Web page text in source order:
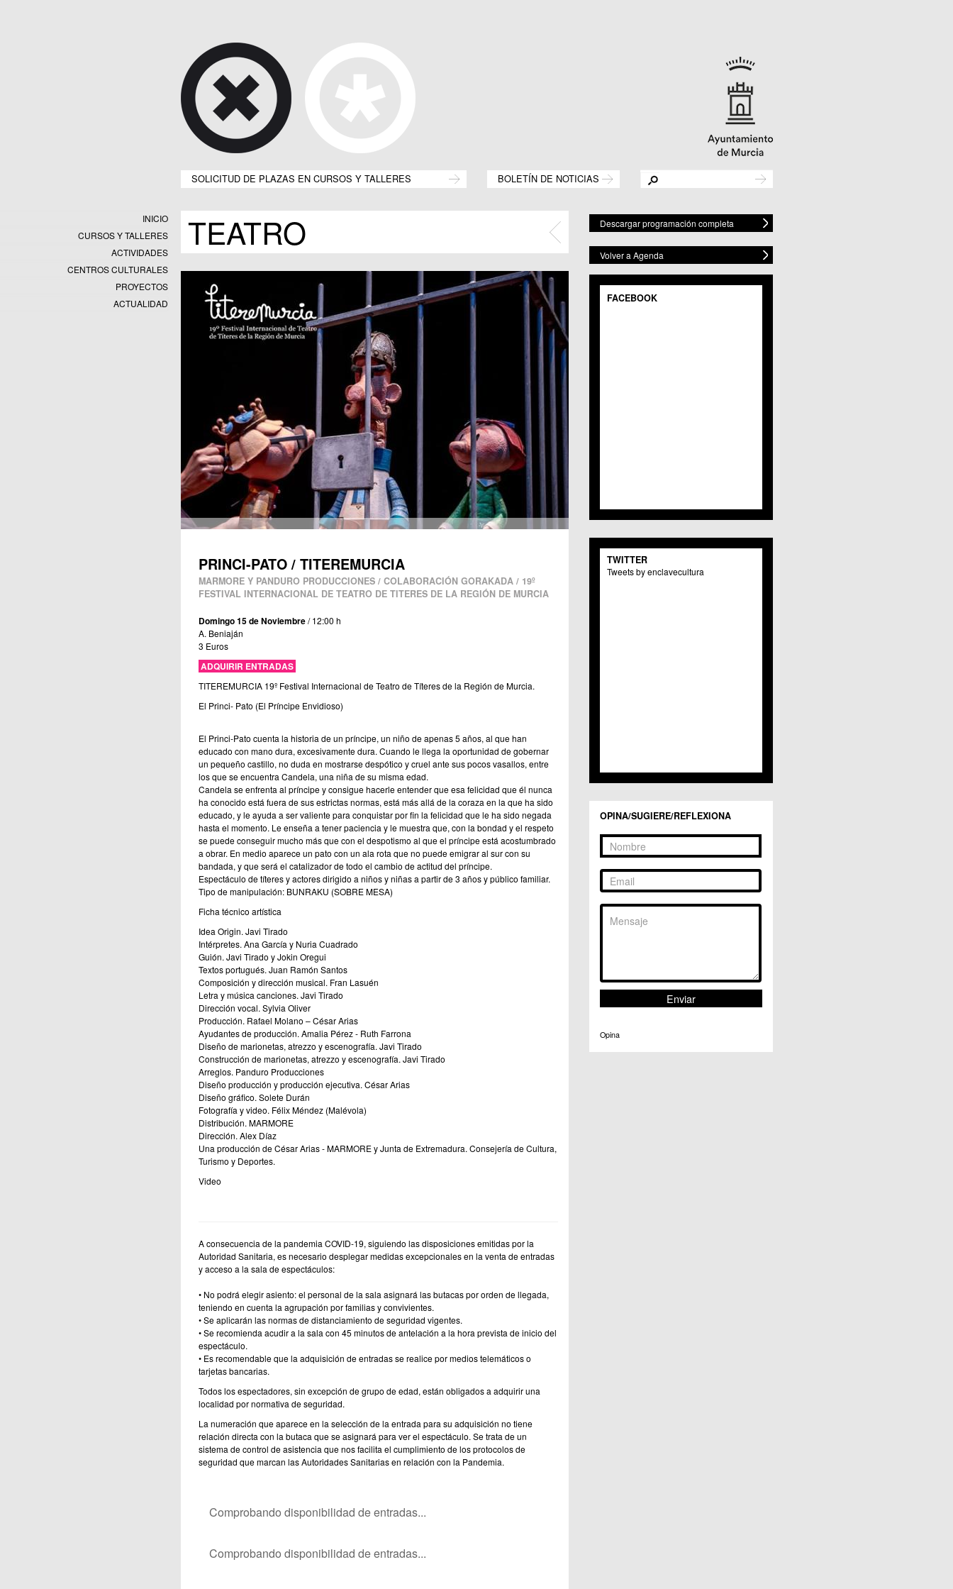
SOLICITUD DE PLAZAS EN CURSOS Y TALLERES BOLETÍN DE NOTICIAS
INICIO
CURSOS Y TALLERES
ACTIVIDADES
CENTROS CULTURALES
Equipamientos
PROYECTOS
Exposiciones
ACTUALIDAD
TEATRO
PRINCI-PATO / TITEREMURCIA
MARMORE Y PANDURO PRODUCCIONES / COLABORACIÓN GORAKADA / 19º
FESTIVAL INTERNACIONAL DE TEATRO DE TITERES DE LA REGIÓN DE MURCIA
Domingo 15 de Noviembre/ 12:00 h
A. Beniaján
3 Euros
ADQUIRIR ENTRADAS
TITEREMURCIA 19º Festival Internacional de Teatro de Títeres de la Región de Murcia.
El Princi- Pato (El Príncipe Envidioso)
El Princi-Pato cuenta la historia de un príncipe, un niño de apenas 5 años, al que han
educado con mano dura, excesivamente dura. Cuando le llega la oportunidad de gobernar
un pequeño castillo, no duda en mostrarse despótico y cruel ante sus pocos vasallos, entre
los que se encuentra Candela, una niña de su misma edad.
Candela se enfrenta al príncipe y consigue hacerle entender que esa felicidad que él nunca
ha conocido está fuera de sus estrictas normas, está más allá de la coraza en la que ha sido
educado, y le ayuda a ser valiente para conquistar por fin la felicidad que le ha sido negada
hasta el momento. Le enseña a tener paciencia y le muestra que, con la bondad y el respeto
se puede conseguir mucho más que con el despotismo al que el príncipe está acostumbrado
a obrar. En medio aparece un pato con un ala rota que no puede emigrar al sur con su
bandada, y que será el catalizador de todo el cambio de actitud del príncipe.
Espectáculo de títeres y actores dirigido a niños y niñas a partir de 3 años y público familiar.
Tipo de manipulación: BUNRAKU (SOBRE MESA)
Ficha técnico artística
Idea Origin. Javi Tirado
Intérpretes. Ana García y Nuria Cuadrado
Guión. Javi Tirado y Jokin Oregui
Textos portugués. Juan Ramón Santos
Composición y dirección musical. Fran Lasuén
Letra y música canciones. Javi Tirado
Dirección vocal. Sylvia Oliver
Producción. Rafael Molano – César Arias
Ayudantes de producción. Amalia Pérez - Ruth Farrona
Diseño de marionetas, atrezzo y escenografía. Javi Tirado
Construcción de marionetas, atrezzo y escenografía. Javi Tirado
Arreglos. Panduro Producciones
Diseño producción y producción ejecutiva. César Arias
Diseño gráfico. Solete Durán
Fotografía y video. Félix Méndez (Malévola)
Distribución. MARMORE
Dirección. Alex Díaz
Una producción de César Arias - MARMORE y Junta de Extremadura. Consejería de Cultura,
Turismo y Deportes.
Video
A consecuencia de la pandemia COVID-19, siguiendo las disposiciones emitidas por la
Autoridad Sanitaria, es necesario desplegar medidas excepcionales en la venta de entradas
y acceso a la sala de espectáculos:
• No podrá elegir asiento: el personal de la sala asignará las butacas por orden de llegada,
teniendo en cuenta la agrupación por familias y convivientes.
• Se aplicarán las normas de distanciamiento de seguridad vigentes.
• Se recomienda acudir a la sala con 45 minutos de antelación a la hora prevista de inicio del
espectáculo.
• Es recomendable que la adquisición de entradas se realice por medios telemáticos o
tarjetas bancarias.
Todos los espectadores, sin excepción de grupo de edad, están obligados a adquirir una
localidad por normativa de seguridad.
La numeración que aparece en la selección de la entrada para su adquisición no tiene
relación directa con la butaca que se asignará para ver el espectáculo. Se trata de un
sistema de control de asistencia que nos facilita el cumplimiento de los protocolos de
seguridad que marcan las Autoridades Sanitarias en relación con la Pandemia.
Comprobando disponibilidad de entradas...
Comprobando disponibilidad de entradas...
Descargar programación completa
Volver a Agenda
FACEBOOK
TWITTER
Tweets by enclavecultura
OPINA/SUGIERE/REFLEXIONA
Opina